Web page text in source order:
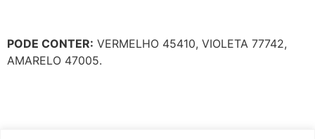
PODE CONTER: VERMELHO 45410, VIOLETA 77742,
AMARELO 47005.